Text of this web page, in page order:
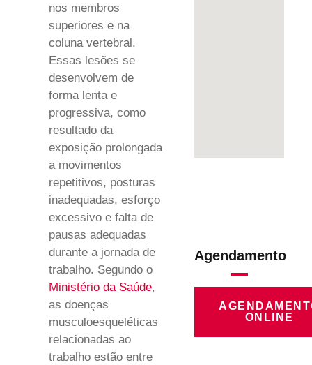
nos membros
superiores e na
coluna vertebral.
Essas lesões se
desenvolvem de
forma lenta e
progressiva, como
resultado da
exposição prolongada
a movimentos
repetitivos, posturas
inadequadas, esforço
excessivo e falta de
pausas adequadas
durante a jornada de
trabalho. Segundo o
Ministério da Saúde,
as doenças
musculoesqueléticas
relacionadas ao
trabalho estão entre
Agendamento
ONLINE